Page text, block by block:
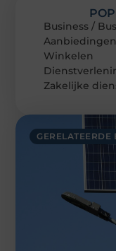
GERELATEERDE
Business /
Aanbiedingen
Winkelen
Zakelijke